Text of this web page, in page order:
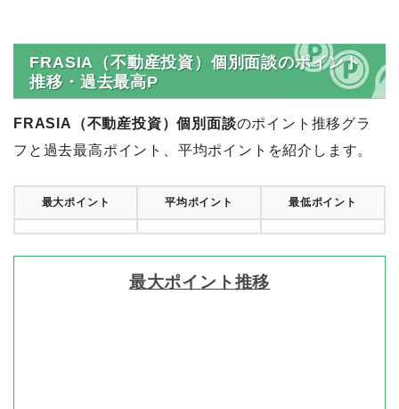
FRASIA（不動産投資）個別面談のポイント
推移・過去最高P
FRASIA（不動産投資）個別面談のポイント推移グラ
フと過去最高ポイント、平均ポイントを紹介します。
最大ポイント 平均ポイント 最低ポイント
最大ポイント推移